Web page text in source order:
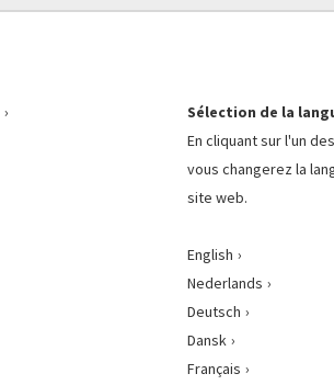
Sélection de la
En cliquant sur l'un
vous changerez la
site web.
English
Nederlands
Deutsch
Dansk
Français